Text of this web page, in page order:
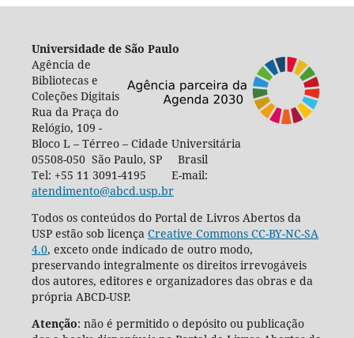
Universidade de São Paulo
Agência de
Bibliotecas e
Coleções Digitais
Rua da Praça do
Relógio, 109 -
Bloco L – Térreo – Cidade Universitária
05508-050 São Paulo, SP Brasil
Tel: +55 11 3091-4195 E-mail:
atendimento@abcd.usp.br
Todos os conteúdos do Portal de Livros Abertos da
USP estão sob licença Creative Commons CC-BY-NC-SA
4.0, exceto onde indicado de outro modo,
preservando integralmente os direitos irrevogáveis
dos autores, editores e organizadores das obras e da
própria ABCD-USP.
Atenção: não é permitido o depósito ou publicação